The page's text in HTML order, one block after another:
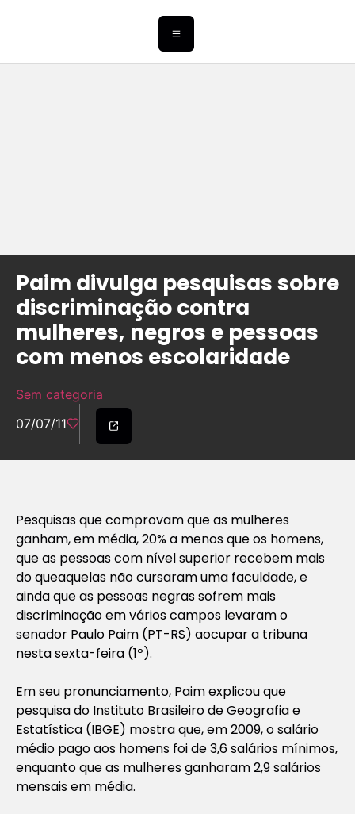
Paim divulga pesquisas sobre
discriminação contra
mulheres, negros e pessoas
com menos escolaridade
Sem categoria
07/07/11
Pesquisas que comprovam que as mulheres
ganham, em média, 20% a menos que os homens,
que as pessoas com nível superior recebem mais
do queaquelas não cursaram uma faculdade, e
ainda que as pessoas negras sofrem mais
discriminação em vários campos levaram o
senador Paulo Paim (PT-RS) aocupar a tribuna
nesta sexta-feira (1º).
Em seu pronunciamento, Paim explicou que
pesquisa do Instituto Brasileiro de Geografia e
Estatística (IBGE) mostra que, em 2009, o salário
médio pago aos homens foi de 3,6 salários mínimos,
enquanto que as mulheres ganharam 2,9 salários
mensais em média.